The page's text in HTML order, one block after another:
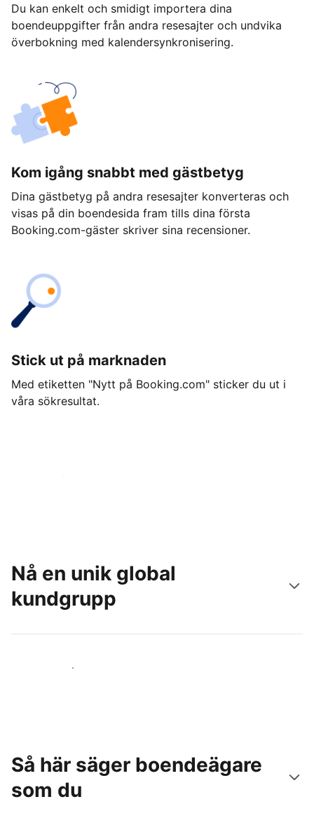
Du kan enkelt och smidigt importera dina
boendeuppgifter från andra resesajter och undvika
överbokning med kalendersynkronisering.
Kom igång snabbt med gästbetyg
Dina gästbetyg på andra resesajter konverteras och
visas på din boendesida fram tills dina första
Booking.com-gäster skriver sina recensioner.
Stick ut på marknaden
Med etiketten "Nytt på Booking.com" sticker du ut i
våra sökresultat.
Kom igång idag
Nå en unik global
kundgrupp
Nå nya gäster idag
Så här säger boendeägare
som du